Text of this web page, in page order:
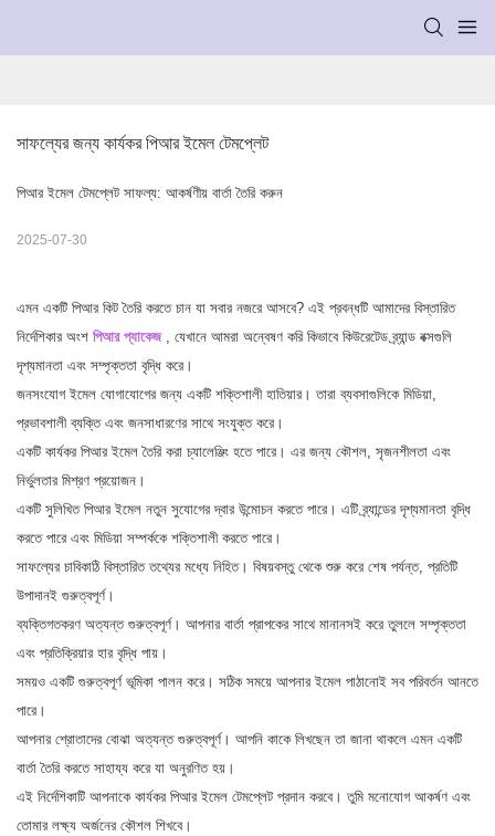
সাফল্যের জন্য কার্যকর পিআর ইমেল টেমপ্লেট
পিআর ইমেল টেমপ্লেট সাফল্য: আকর্ষণীয় বার্তা তৈরি করুন
2025-07-30
এমন একটি পিআর কিট তৈরি করতে চান যা সবার নজরে আসবে? এই প্রবন্ধটি আমাদের বিস্তারিত
নির্দেশিকার অংশ পিআর প্যাকেজ , যেখানে আমরা অন্বেষণ করি কিভাবে কিউরেটেড ব্র্যান্ড বক্সগুলি
দৃশ্যমানতা এবং সম্পৃক্ততা বৃদ্ধি করে।
জনসংযোগ ইমেল যোগাযোগের জন্য একটি শক্তিশালী হাতিয়ার। তারা ব্যবসাগুলিকে মিডিয়া,
প্রভাবশালী ব্যক্তি এবং জনসাধারণের সাথে সংযুক্ত করে।
একটি কার্যকর পিআর ইমেল তৈরি করা চ্যালেঞ্জিং হতে পারে। এর জন্য কৌশল, সৃজনশীলতা এবং
নির্ভুলতার মিশ্রণ প্রয়োজন।
একটি সুলিখিত পিআর ইমেল নতুন সুযোগের দ্বার উন্মোচন করতে পারে। এটি ব্র্যান্ডের দৃশ্যমানতা বৃদ্ধি
করতে পারে এবং মিডিয়া সম্পর্ককে শক্তিশালী করতে পারে।
সাফল্যের চাবিকাঠি বিস্তারিত তথ্যের মধ্যে নিহিত। বিষয়বস্তু থেকে শুরু করে শেষ পর্যন্ত, প্রতিটি
উপাদানই গুরুত্বপূর্ণ।
ব্যক্তিগতকরণ অত্যন্ত গুরুত্বপূর্ণ। আপনার বার্তা প্রাপকের সাথে মানানসই করে তুললে সম্পৃক্ততা
এবং প্রতিক্রিয়ার হার বৃদ্ধি পায়।
সময়ও একটি গুরুত্বপূর্ণ ভূমিকা পালন করে। সঠিক সময়ে আপনার ইমেল পাঠানোই সব পরিবর্তন আনতে
পারে।
আপনার শ্রোতাদের বোঝা অত্যন্ত গুরুত্বপূর্ণ। আপনি কাকে লিখছেন তা জানা থাকলে এমন একটি
বার্তা তৈরি করতে সাহায্য করে যা অনুরণিত হয়।
এই নির্দেশিকাটি আপনাকে কার্যকর পিআর ইমেল টেমপ্লেট প্রদান করবে। তুমি মনোযোগ আকর্ষণ এবং
তোমার লক্ষ্য অর্জনের কৌশল শিখবে।